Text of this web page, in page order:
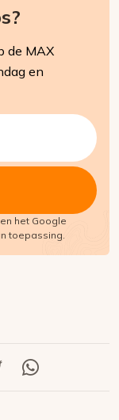
de MAX
en
het Google
toepassing.
Deel